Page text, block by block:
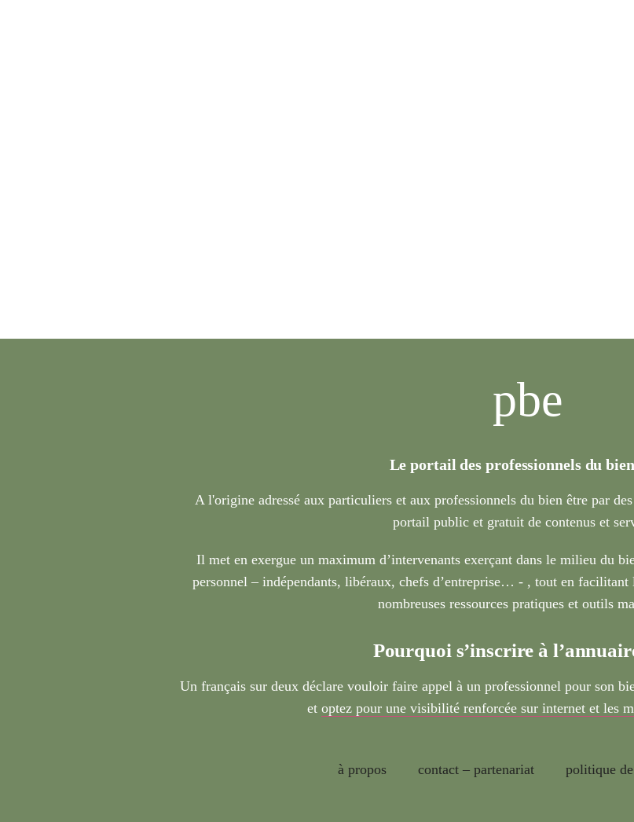
pbe
Le portail des professionnels du
A l'origine adressé aux particuliers et aux professionnels du bien être par
portail public et gratuit de contenus et
Il met en exergue un maximum d’intervenants exerçant dans le milieu du
personnel – indépendants, libéraux, chefs d’entreprise… - , tout en
nombreuses ressources pratiques et outils
Pourquoi s’inscrire à
Un français sur deux déclare vouloir faire appel à un professionnel pour son
et optez pour une visibilité renforcée sur internet et les
à propos contact – partenariat politique